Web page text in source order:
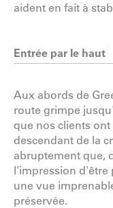
aident en fait à
Entrée par le haut
Aux abords de
route grimpe
que nos clients
descendant de la
abruptement que,
l'impression d'être
une vue
préservée.